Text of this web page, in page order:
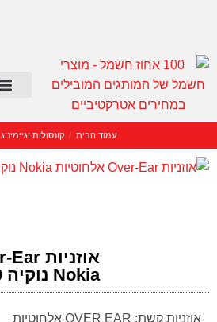
עמוד הבית / קונסולות וגיימיניג
Nokia נוקיה E1200
אוזניות קשת: OVER EAR אלחוטיות